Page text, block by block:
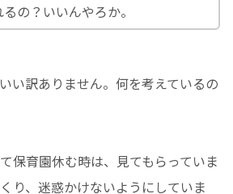
の？いいんやろか。
い訳ありません。何を考えているの
保育園休む時は、見てもらっていま
り、迷惑かけないようにしていま